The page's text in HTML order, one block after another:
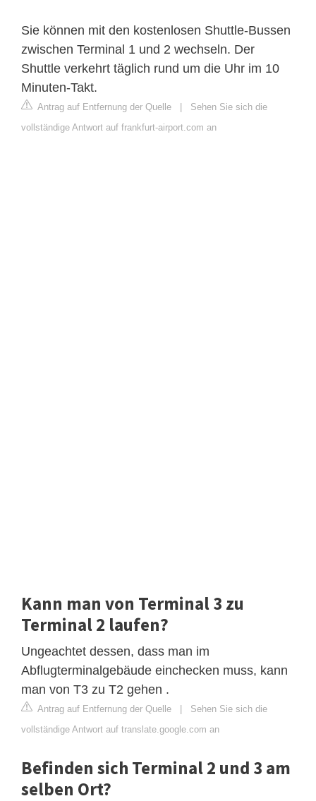
Sie können mit den kostenlosen Shuttle-Bussen
zwischen Terminal 1 und 2 wechseln. Der
Shuttle verkehrt täglich rund um die Uhr im 10
Minuten-Takt.
Antrag auf Entfernung der Quelle | Sehen Sie sich die
vollständige Antwort auf frankfurt-airport.com an
Kann man von Terminal 3 zu
Terminal 2 laufen?
Ungeachtet dessen, dass man im
Abflugterminalgebäude einchecken muss, kann
man von T3 zu T2 gehen .
Antrag auf Entfernung der Quelle | Sehen Sie sich die
vollständige Antwort auf translate.google.com an
Befinden sich Terminal 2 und 3 am
selben Ort?